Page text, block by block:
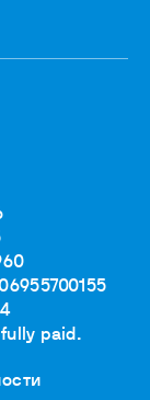
paid.